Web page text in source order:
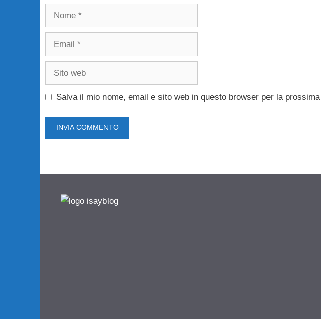
Nome
Email
Sito
Salva il mio nome, email e sito web in questo browser per la